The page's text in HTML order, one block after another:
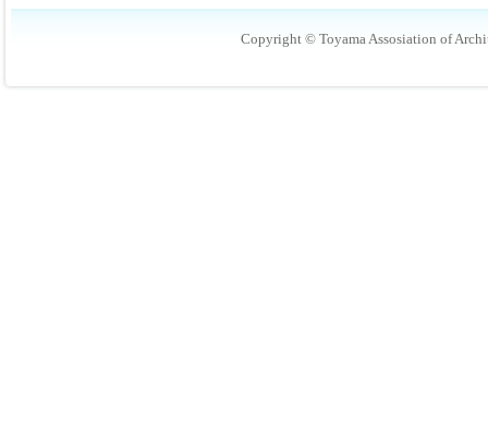
Copyright © Toyama Assosiation of